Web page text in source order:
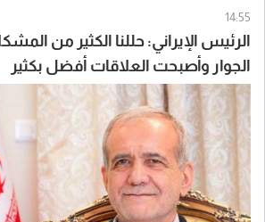
14:55
الرئيس الإيراني: حللنا الكثير من
الجوار وأصبحت العلاقات أفضل بكثير